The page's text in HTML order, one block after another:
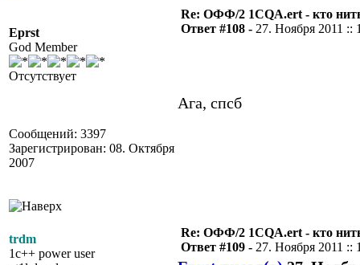
Eprst
God Member
Отсутствует
Сообщений: 3397
Зарегистрирован: 08. Октября
2007
Re: ОФФ/2 1CQA.ert - кто
Ответ #108 - 27. Ноября 2011 ::
Ага, спсб
trdm
1c++ power user
Re: ОФФ/2 1CQA.ert - кто
Ответ #109 - 27. Ноября 2011 ::